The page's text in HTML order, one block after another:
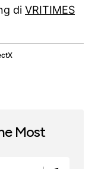
di VRITIMES
Most